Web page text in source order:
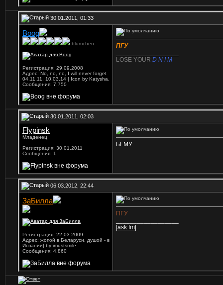
30.01.2011, 01:33
Boog
blumchen
Регистрация: 29.09.2008
Адрес: No, no, no, I will never forget
04.11.11, 10.03.14 | Icon by Katysha.
Сообщения: 7,750
ПГУ
LOSE YOUR D N I M
30.01.2011, 02:03
Flypinsk
Младенец
Регистрация: 30.01.2011
Сообщения: 1
БГМУ
06.03.2012, 22:44
ЗаБилла
Регистрация: 22.03.2009
Адрес: жопой в Беларуси, душой - в
Испании| by imustsmile
Сообщения: 4,860
ПГУ
|ask.fm|